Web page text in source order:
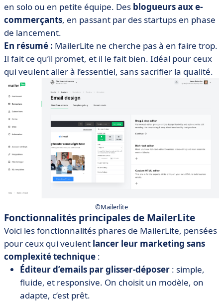
en solo ou en petite équipe. Des blogueurs aux e-
commerçants, en passant par des startups en phase
de lancement.
En résumé : MailerLite ne cherche pas à en faire trop.
Il fait ce qu’il promet, et il le fait bien. Idéal pour ceux
qui veulent aller à l’essentiel, sans sacrifier la qualité.
©Mailerlite
Fonctionnalités principales de MailerLite
Voici les fonctionnalités phares de MailerLite, pensées
pour ceux qui veulent lancer leur marketing sans
complexité technique :
Éditeur d’emails par glisser-déposer : simple,
fluide, et responsive. On choisit un modèle, on
adapte, c’est prêt.